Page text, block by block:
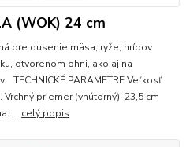
(WOK) 24 cm
pre dusenie mäsa, ryže, hríbov
otvorenom ohni, ako aj na
PARAMETRE Veľkosť:
priemer (vnútorný): 23,5 cm
... celý popis